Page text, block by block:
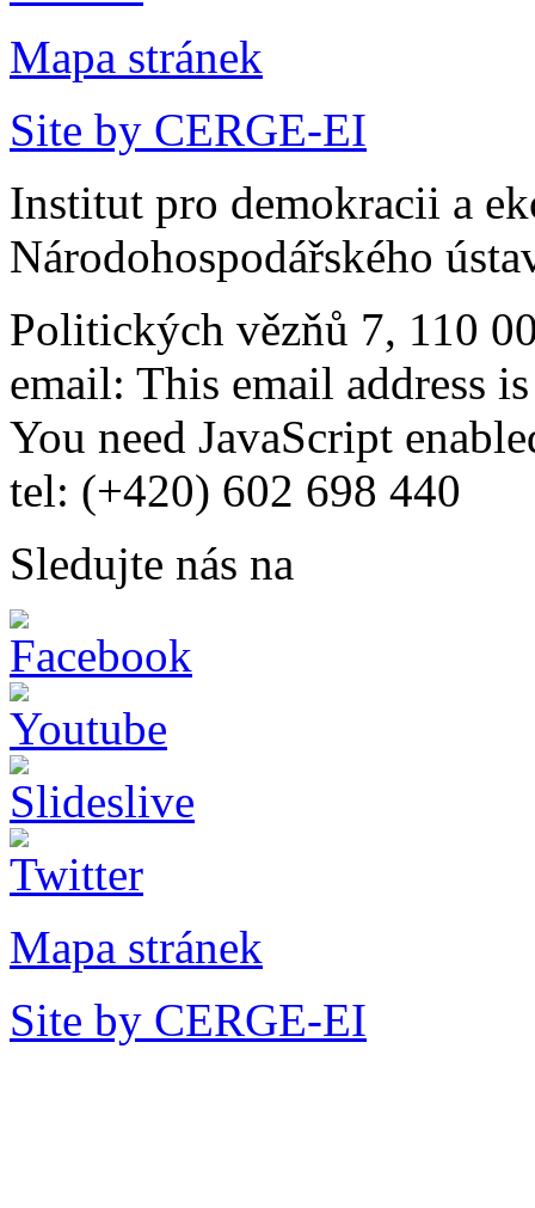
Mapa stránek
Site by CERGE-EI
Institut pro demokracii a
Národohospodářského
Politických vězňů 7, 110
email: This email address
You need JavaScript
tel: (+420) 602 698 440
Sledujte nás na
Mapa stránek
Site by CERGE-EI